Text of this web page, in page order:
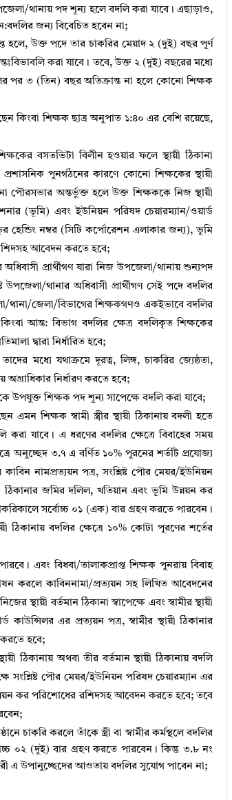
থানায় পদ শূন্য হলে বদলি করা যাবে। এছাড়াও,
জন্য বিবেচিত হবেন না;
হলে, উক্ত পদে তার চাকরির মেয়াদ ২ (দুই) বছর পূর্ণ
করা যাবে। তবে, উক্ত ২ (দুই) বছরের মধ্যে
পর ৩ (তিন) বছর অতিক্রান্ত না হলে কোনাে শিক্ষক
কিংবা শিক্ষক ছাত্র অনুপাত ১:৪০ এর বেশি রয়েছে,
বসতভিটা বিলীন হওয়ার ফলে স্থায়ী ঠিকানা
পুনর্গঠনের কারণে কোনাে শিক্ষকের স্থায়ী
পৌরসভার অন্তর্ভুক্ত হলে উক্ত শিক্ষককে নিজ স্থায়ী
(ভূমি) এবং ইউনিয়ন পরিষদ চেয়ারম্যান/ওয়ার্ড
হেন্ডিং নম্বর (সিটি কর্পোরেশন এলাকার জন্য), ভূমি
আবেদন করতে হবে;
প্রার্থীগণ যারা নিজ উপজেলা/থানায় শুন্যপদ
উপজেলা/থানার অধিবাসী প্রার্থীগণ সেই পদে বদলির
থানা/জেলা/বিভাগের শিক্ষকগণও একইভাবে বদলির
আন্ত: বিভাগ বদলির ক্ষেত্র বদলিকৃত শিক্ষকের
দ্বারা নির্ধারিত হবে;
মধ্যে যথাক্রমে দূরত্ব, লিঙ্গ, চাকরির জ্যেষ্ঠতা,
অগ্রাধিকার নির্ধারণ করতে হবে;
উপযুক্ত শিক্ষক পদ শূন্য সাপেক্ষে বদলি করা যাবে;
শিক্ষক স্বামী স্ত্রীর স্থায়ী ঠিকানায় বদলী হতে
করা যাবে। এ ধরণের বদলির ক্ষেত্রে বিবাহের সময়
অনুচ্ছেদ ৩.৭ এ বর্ণিত ১০% পুরনের শর্তটি প্রযোজ্য
কাবিন নামপ্রত্যয়ন পত্র, সংশ্লিষ্ট পৌর মেয়র/ইউনিয়ন
ঠিকানার জমির দলিল, খতিয়ান এবং ভূমি উন্নয়ন কর
সর্বোচ্চ ০১ (এক) বার গ্রহণ করতে পারবেন।
ঠিকানায় বদলির ক্ষেত্রে ১০% কোটা পূরণের শর্তের
এবং বিধবা/তালাকপ্রাপ্ত শিক্ষক পুনরায় বিবাহ
করলে কাবিননামা/প্রত্যয়ন সহ লিখিত আবেদনের
স্থায়ী বর্তমান ঠিকানা স্বাপেক্ষে এবং স্বামীর স্থায়ী
কাউন্সিলর এর প্রত্যয়ন পত্র, স্বামীর স্থায়ী ঠিকানার
হবে;
ঠিকানায় অথবা তীর বর্তমান স্থায়ী ঠিকানায় বদলি
সংশ্লিষ্ট পৌর মেয়র/ইউনিয়ন পরিষদ চেয়ারম্যান এর
কর পরিশােধের রশিদসহ আবেদন করতে হবে; তবে
চাকরি করলে তাঁকে স্ত্রী বা স্বামীর কর্মস্থলে বদলির
০২ (দুই) বার গ্রহণ করতে পারবেন। কিন্তু ৩.৮ নং
এ উপানুচ্ছেদের আওতায় বদলির সুযােগ পাবেন না;